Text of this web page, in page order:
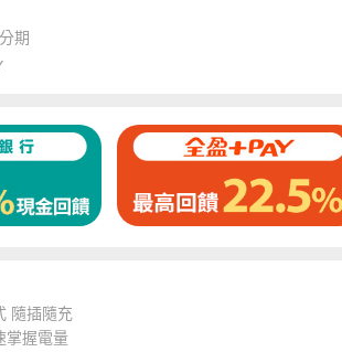
期
隨插隨充
握電量